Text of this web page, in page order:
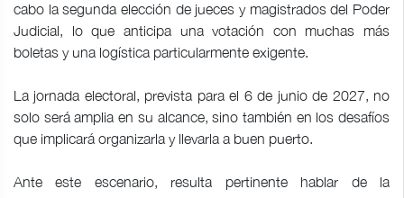
cabo la segunda elección de jueces y magistrados del Poder
Judicial, lo que anticipa una votación con muchas más
boletas y una logística particularmente exigente.
La jornada electoral, prevista para el 6 de junio de 2027, no
solo será amplia en su alcance, sino también en los desafíos
que implicará organizarla y llevarla a buen puerto.
Ante este escenario, resulta pertinente hablar de la